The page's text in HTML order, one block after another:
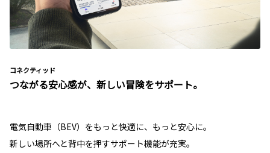
コネクティッド
つながる安心感が、新しい冒険をサポート。
電気自動車（BEV）をもっと快適に、もっと安心に。
新しい場所へと背中を押すサポート機能が充実。